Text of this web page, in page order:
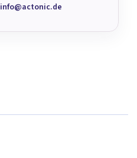
info@actonic.de